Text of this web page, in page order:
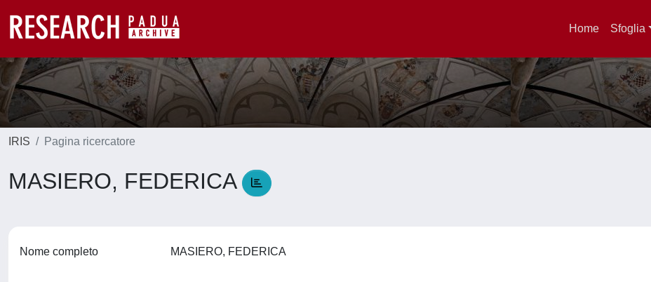
Home Sfoglia
IRIS Pagina ricercatore
MASIERO, FEDERICA
Nome completo MASIERO, FEDERICA